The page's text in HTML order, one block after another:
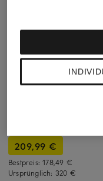
+Aktionsrabatt
KENNEL &
209,99 €
Bestpreis:178,49 €
Ursprünglich: 320 €